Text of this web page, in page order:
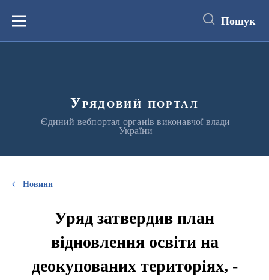
вмістуМеню Пошук
Урядовий портал
Єдиний вебпортал органів виконавчої влади
України
Новини
Уряд затвердив план
відновлення освіти на
деокупованих територіях, -